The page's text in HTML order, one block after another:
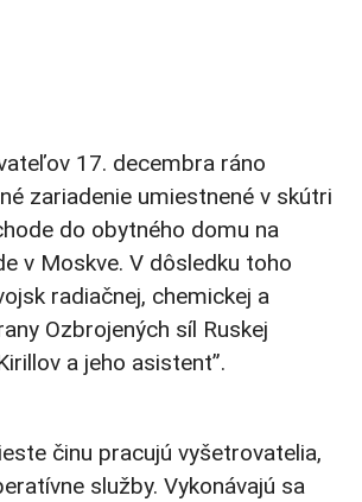
17. decembra ráno
zariadenie umiestnené v skútri
do obytného domu na
v Moskve. V dôsledku toho
radiačnej, chemickej a
Ozbrojených síl Ruskej
a jeho asistent”.
činu pracujú vyšetrovatelia,
služby. Vykonávajú sa